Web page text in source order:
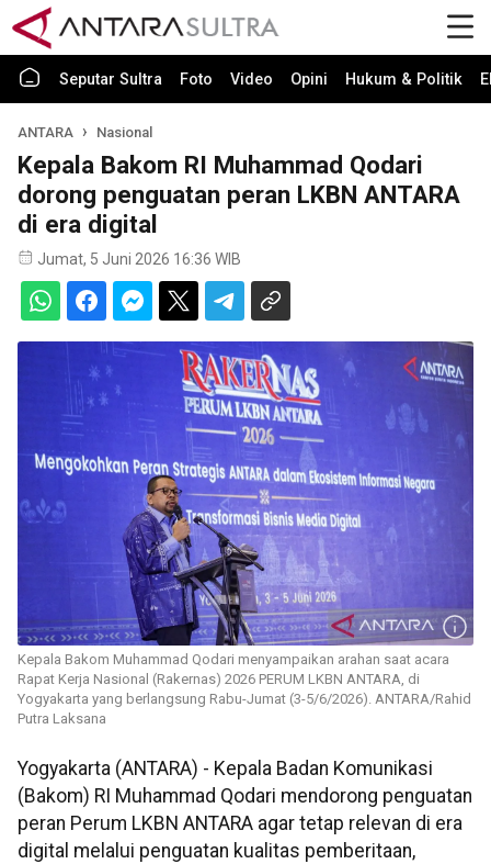
Seputar Sultra Foto Video Opini Hukum & Politik
ANTARA Nasional
Kepala Bakom RI Muhammad Qodari
dorong penguatan peran LKBN ANTARA
di era digital
Jumat, 5 Juni 2026 16:36 WIB
Kepala Bakom Muhammad Qodari menyampaikan arahan saat acara
Rapat Kerja Nasional (Rakernas) 2026 PERUM LKBN ANTARA, di
Yogyakarta yang berlangsung Rabu-Jumat (3-5/6/2026). ANTARA/Rahid
Putra Laksana
Yogyakarta (ANTARA) - Kepala Badan Komunikasi
(Bakom) RI Muhammad Qodari mendorong penguatan
peran Perum LKBN ANTARA agar tetap relevan di era
digital melalui penguatan kualitas pemberitaan,